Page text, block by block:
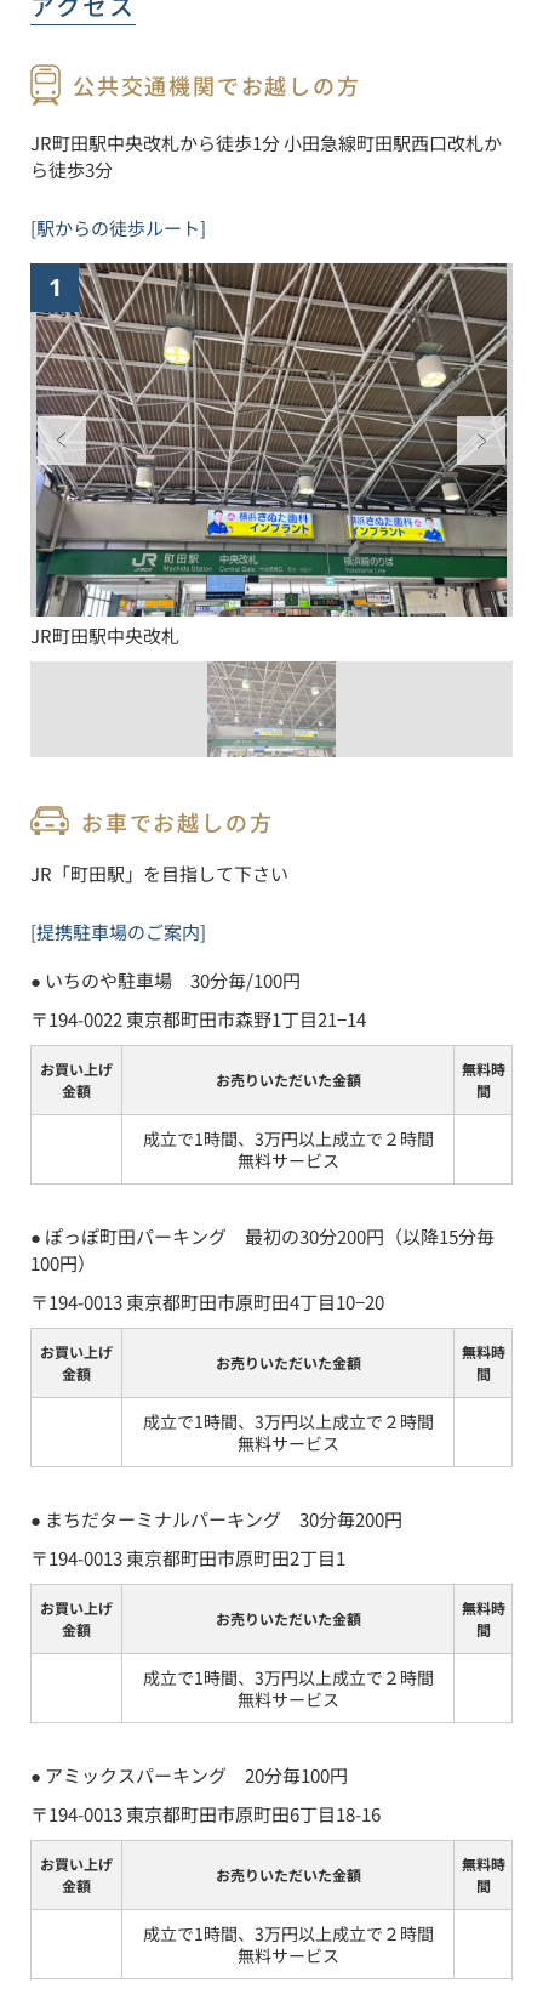
公共交通機関でお越しの方
JR町田駅中央改札から徒歩1分 小田急線町田駅西口改札か
ら徒歩3分
[駅からの徒歩ルート]
1
JR町田駅中央改札
お車でお越しの方
JR「町田駅」を目指して下さい
[提携駐車場のご案内]
● いちのや駐車場　30分毎/100円
〒194-0022 東京都町田市森野1丁目21−14
お買い上げ
金額
お売りいただいた金額
無料時
間
成立で1時間、3万円以上成立で２時間
無料サービス
● ぽっぽ町田パーキング　最初の30分200円（以降15分毎
100円）
〒194-0013 東京都町田市原町田4丁目10−20
お買い上げ
金額
お売りいただいた金額
無料時
間
成立で1時間、3万円以上成立で２時間
無料サービス
● まちだターミナルパーキング　30分毎200円
〒194-0013 東京都町田市原町田2丁目1
お買い上げ
金額
お売りいただいた金額
無料時
間
成立で1時間、3万円以上成立で２時間
無料サービス
● アミックスパーキング　20分毎100円
〒194-0013 東京都町田市原町田6丁目18-16
お買い上げ
金額
お売りいただいた金額
無料時
間
成立で1時間、3万円以上成立で２時間
無料サービス